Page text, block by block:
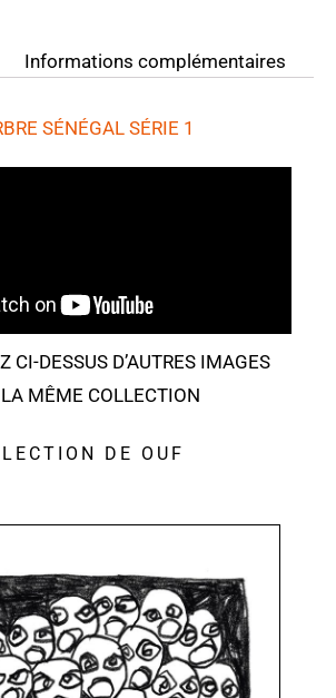
Informations complémentaires
SÉNÉGAL SÉRIE 1
CI-DESSUS D’AUTRES IMAGES
MÊME COLLECTION
DE OUF